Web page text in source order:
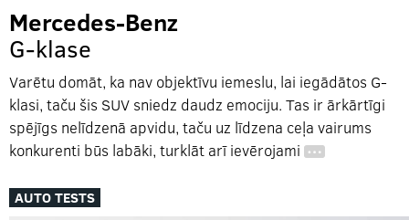
Mercedes-Benz
G-klase
Varētu domāt, ka nav objektīvu iemeslu, lai iegādātos G-
klasi, taču šis SUV sniedz daudz emociju. Tas ir ārkārtīgi
spējīgs nelīdzenā apvidu, taču uz līdzena ceļa vairums
konkurenti būs labāki, turklāt arī ievērojami …
AUTO TESTS